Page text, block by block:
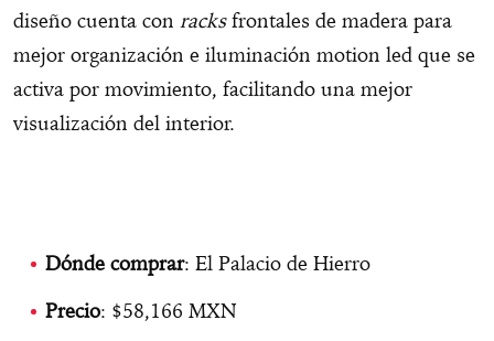
diseño cuenta con racksfrontales de madera para
mejor organización e iluminación motion led que se
activa por movimiento, facilitando una mejor
visualización del interior.
Dónde comprar: El Palacio de Hierro
Precio: $58,166 MXN